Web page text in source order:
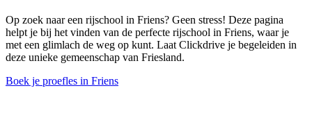
Op zoek naar een rijschool in Friens? Geen stress! Deze pagina
helpt je bij het vinden van de perfecte rijschool in Friens, waar je
met een glimlach de weg op kunt. Laat Clickdrive je begeleiden in
deze unieke gemeenschap van Friesland.
Boek je proefles in Friens